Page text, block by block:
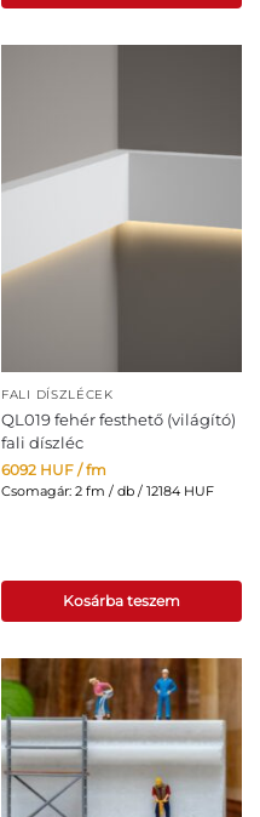
FALI DÍSZLÉCEK
QL019 fehér festhető (világító)
fali díszléc
6092 HUF / fm
Csomagár: 2 fm / db / 12184 HUF
Kosárba teszem